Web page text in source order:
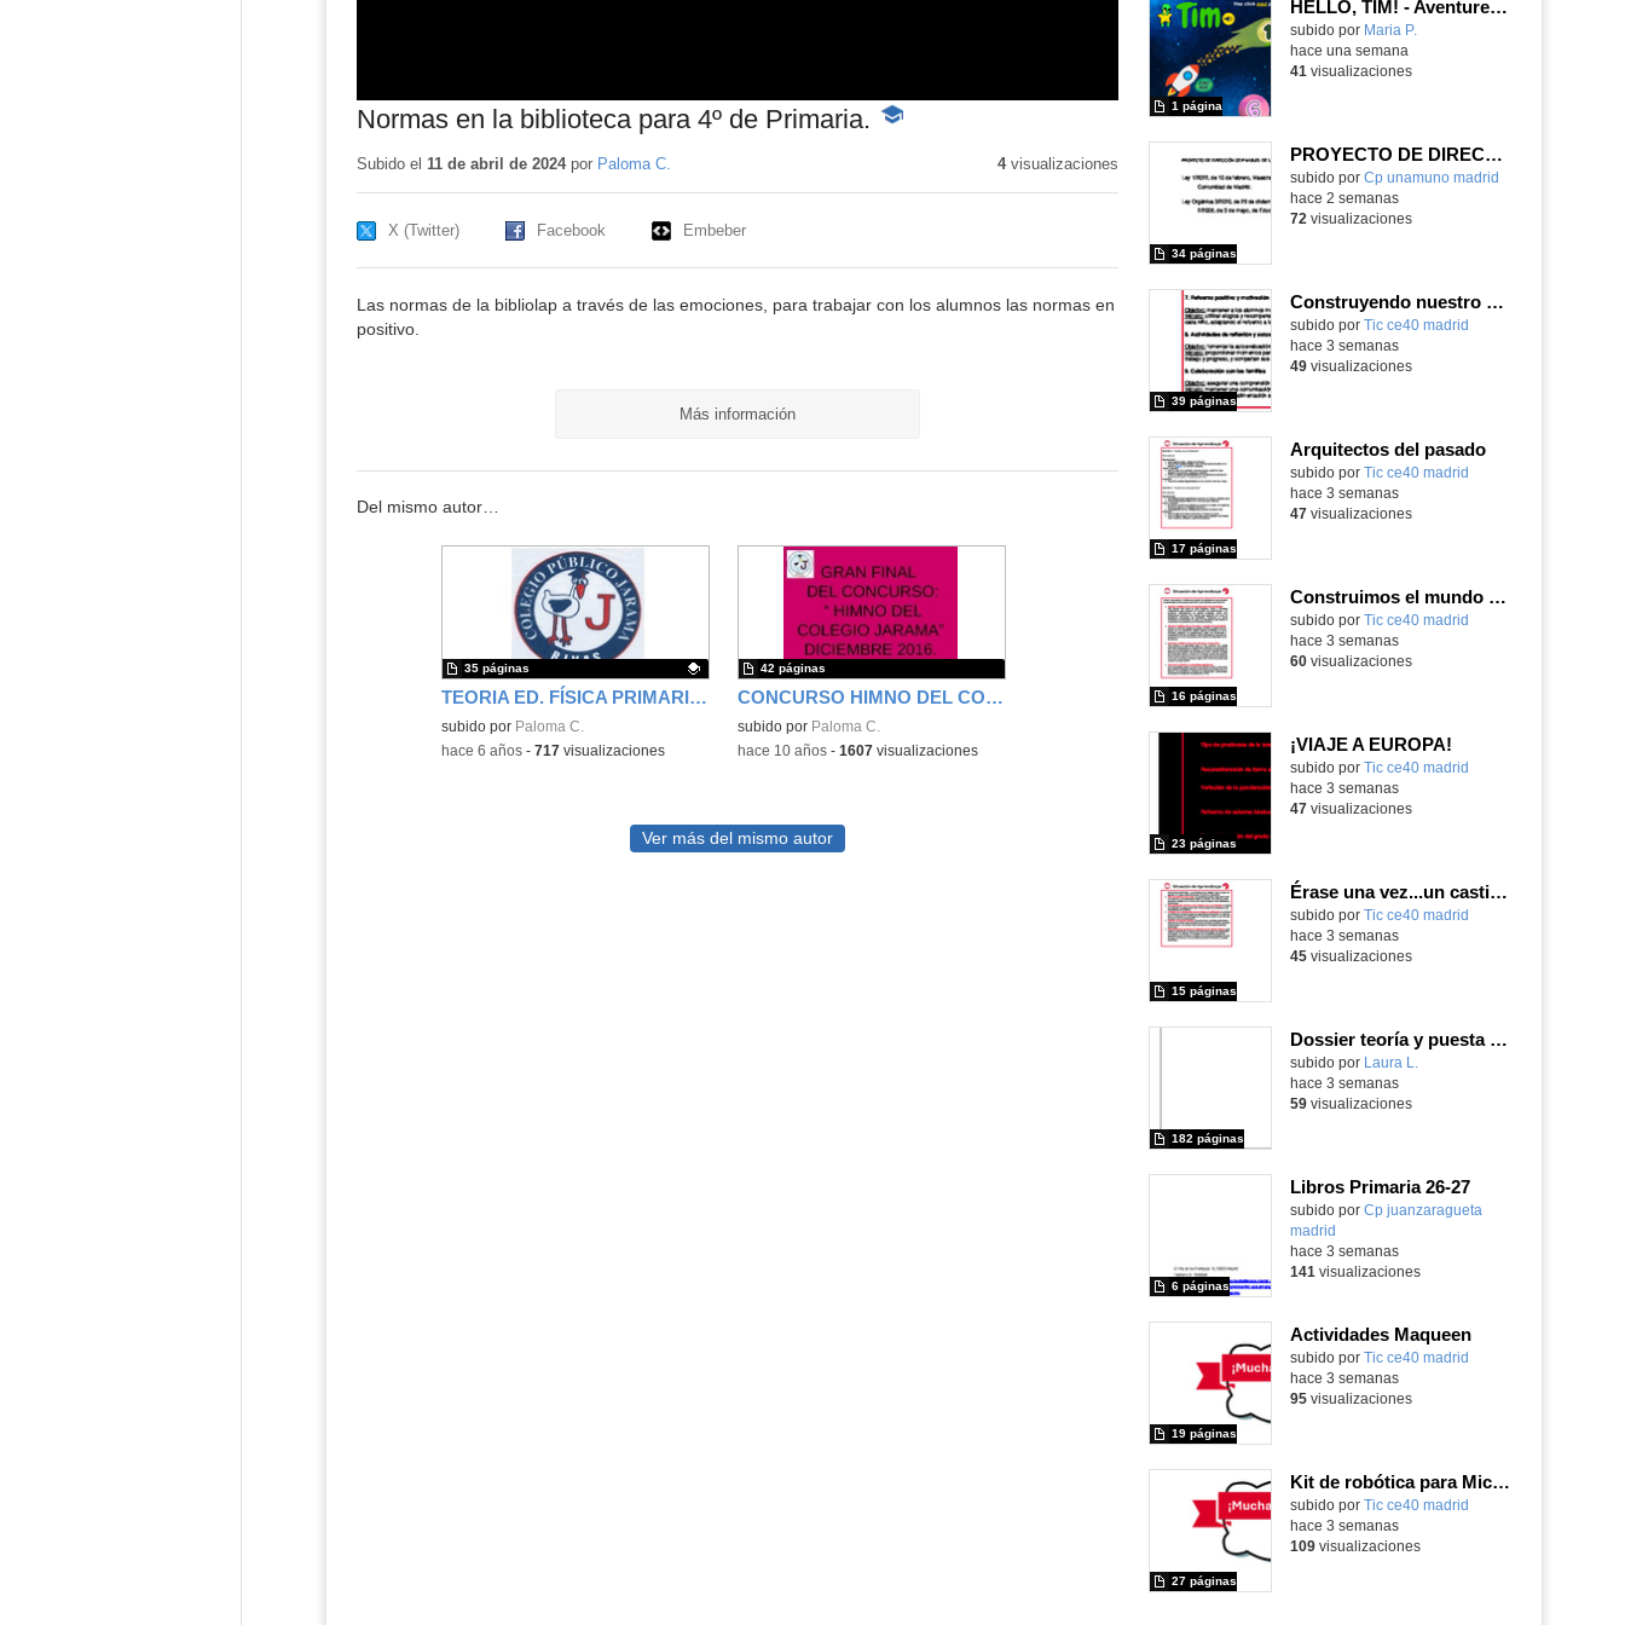
Normas en la biblioteca para 4º de Primaria.
-
Subido el 11 de abril de 2024por Paloma C. 4visualizaciones
X (Twitter) Facebook Embeber
Las normas de la bibliolap a través de las emociones, para trabajar con los alumnos las normas en
positivo.
Más información
Del mismo autor…
TEORIA ED. FÍSICA PRIMARIA . JARAMA RIVAS.
Contenido educativo.
subido por Paloma C.
35 páginas
-hace 6 años- 717visualizaciones
CONCURSO HIMNO DEL COLEGIO JARAMA DE RIVAS
subido por Paloma C.
42 páginas
-hace 10 años- 1607visualizaciones
Ver más del mismo autor
HELLO, TIM! - Aventureros digitales
Contenido educativo.
subido por Maria P.
1 página
hace una semana
41 visualizaciones
PROYECTO DE DIRECCIÓN
Contenido educativo.
subido por Cp unamuno madrid
34 páginas
hace 2 semanas
72 visualizaciones
Construyendo nuestro parque de atracciones
subido por Tic ce40 madrid
39 páginas
hace 3 semanas
49visualizaciones
Arquitectos del pasado
subido por Tic ce40 madrid
17 páginas
hace 3 semanas
47visualizaciones
Construimos el mundo con LEGO
subido por Tic ce40 madrid
16 páginas
hace 3 semanas
60visualizaciones
¡VIAJE A EUROPA!
subido por Tic ce40 madrid
23 páginas
hace 3 semanas
47visualizaciones
Érase una vez...un castillo medieval
subido por Tic ce40 madrid
15 páginas
hace 3 semanas
45visualizaciones
Dossier teoría y puesta en práctica Äprendizaje Basado en Juegos en Educación Infantil y Primaria
Contenido educativo.
subido por Laura L.
182 páginas
hace 3 semanas
59visualizaciones
Libros Primaria 26-27
subido por Cp juanzaragueta
madrid
6 páginas
hace 3 semanas
141 visualizaciones
Actividades Maqueen
Contenido educativo.
subido por Tic ce40 madrid
19 páginas
hace 3 semanas
95visualizaciones
Kit de robótica para Micro:Bit
Contenido educativo.
subido por Tic ce40 madrid
27 páginas
hace 3 semanas
109visualizaciones